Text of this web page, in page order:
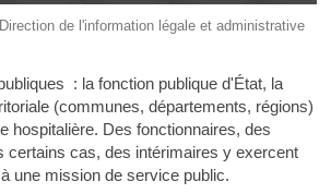
de l'information légale et administrative
: la fonction publique d'État, la
(communes, départements, régions)
hospitalière. Des fonctionnaires, des
certains cas, des intérimaires y exercent
une mission de service public.